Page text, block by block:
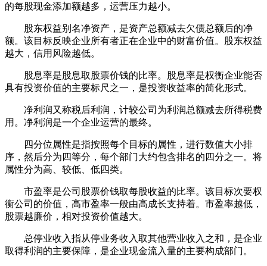
的每股现金添加额越多，运营压力越小。
股东权益别名净资产，是资产总额减去欠债总额后的净
额。该目标反映企业所有者正在企业中的财富价值。股东权益
越大，信用风险越低。
股息率是股息取股票价钱的比率。股息率是权衡企业能否
具有投资价值的主要标尺之一，是投资收益率的简化形式。
净利润又称税后利润，计较公司为利润总额减去所得税费
用。净利润是一个企业运营的最终。
四分位属性是指按照每个目标的属性，进行数值大小排
序，然后分为四等分，每个部门大约包含排名的四分之一。将
属性分为高、较低、低四类。
市盈率是公司股票价钱取每股收益的比率。该目标次要权
衡公司的价值，高市盈率一般由高成长支持着。市盈率越低，
股票越廉价，相对投资价值越大。
总停业收入指从停业务收入取其他营业收入之和，是企业
取得利润的主要保障，是企业现金流入量的主要构成部门。